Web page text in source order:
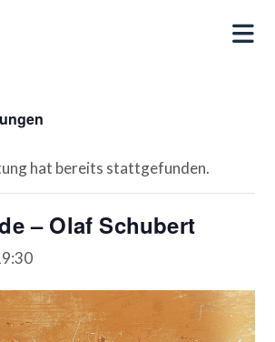
hat bereits stattgefunden.
– Olaf Schubert